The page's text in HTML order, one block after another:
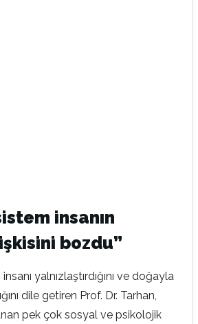
insanın
bozdu”
yalnızlaştırdığını ve doğayla
dile getiren Prof. Dr. Tarhan,
pek çok sosyal ve psikolojik